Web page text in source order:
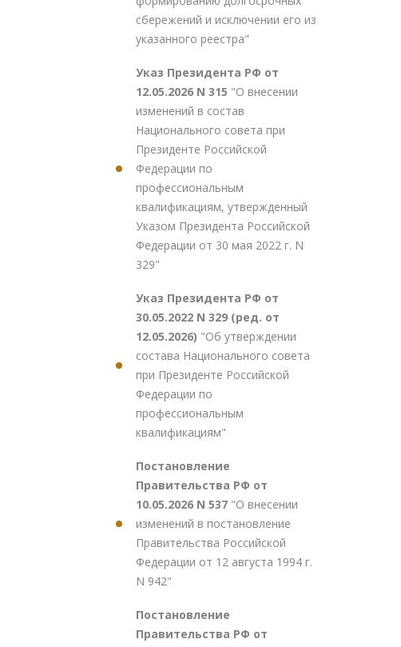
сбережений и исключении его из
указанного реестра"
Указ Президента РФ от
12.05.2026 N 315 "О внесении
изменений в состав
Национального совета при
Президенте Российской
Федерации по
профессиональным
квалификациям, утвержденный
Указом Президента Российской
Федерации от 30 мая 2022 г. N
329"
Указ Президента РФ от
30.05.2022 N 329 (ред. от
12.05.2026) "Об утверждении
состава Национального совета
при Президенте Российской
Федерации по
профессиональным
квалификациям"
Постановление
Правительства РФ от
10.05.2026 N 537 "О внесении
изменений в постановление
Правительства Российской
Федерации от 12 августа 1994 г.
N 942"
Постановление
Правительства РФ от